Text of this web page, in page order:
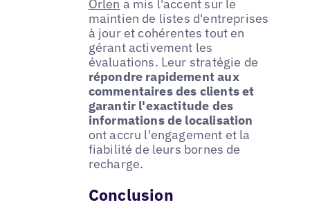
Orlen a mis l'accent sur le
maintien de listes d'entreprises
à jour et cohérentes tout en
gérant activement les
évaluations. Leur stratégie de
répondre rapidement aux
commentaires des clients et
garantir l'exactitude des
informations de localisation
ont accru l'engagement et la
fiabilité de leurs bornes de
recharge.
Conclusion